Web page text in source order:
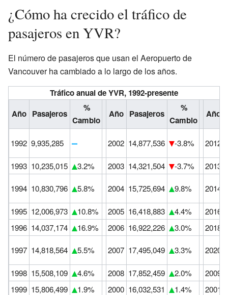
¿Cómo ha crecido el tráfico de
pasajeros en YVR?
El número de pasajeros que usan el Aeropuerto de
Vancouver ha cambiado a lo largo de los años.
Tráfico anual de YVR, 1992-presente
Año Pasajeros
%
Cambio
Año Pasajeros
%
Cambio
Año
1992 9,935,285 2002 14,877,536 -3.8% 2012
1993 10,235,015 3.2% 2003 14,321,504 -3.7% 2013
1994 10,830,796 5.8% 2004 15,725,694 9.8% 2014
1995 12,006,973 10.8% 2005 16,418,883 4.4% 2016
1996 14,037,174 16.9% 2006 16,922,226 3.0% 2018
1997 14,818,564 5.5% 2007 17,495,049 3.3% 2020
1998 15,508,109 4.6% 2008 17,852,459 2.0% 2009
1999 15,806,499 1.9% 2000 16,032,531 1.4% 2001